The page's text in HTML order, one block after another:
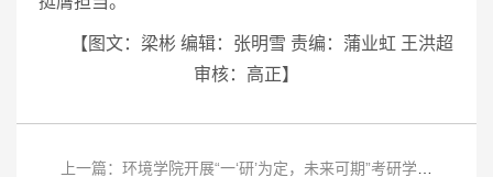
【图文：梁彬 编辑：张明雪 责编：蒲业虹 王洪超
审核：高正】